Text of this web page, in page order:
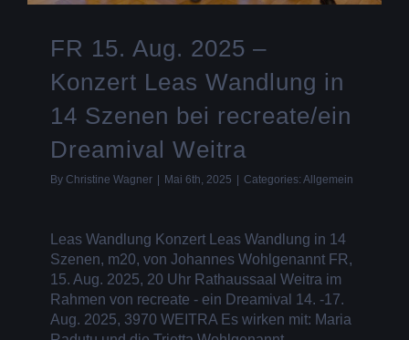
FR 15. Aug. 2025 –
Konzert Leas Wandlung in
14 Szenen bei recreate/ein
Dreamival Weitra
By Christine Wagner Mai 6th, 2025 Categories: Allgemein
Leas Wandlung Konzert Leas Wandlung in 14
Szenen, m20, von Johannes Wohlgenannt FR,
15. Aug. 2025, 20 Uhr Rathaussaal Weitra im
Rahmen von recreate - ein Dreamival 14. -17.
Aug. 2025, 3970 WEITRA Es wirken mit: Maria